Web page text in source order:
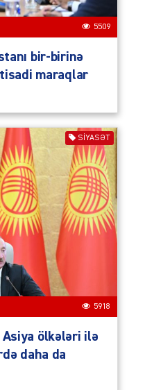
5509
bir-birinə
maraqlar
SIYASƏT
5918
Asiya ölkələri ilə
daha da